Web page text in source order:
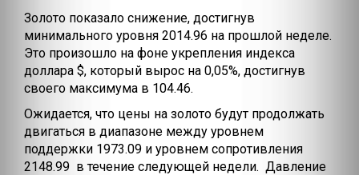
Золото показало снижение, достигнув
минимального уровня 2014.96 на прошлой неделе.
Это произошло на фоне укрепления индекса
доллара $, который вырос на 0,05%, достигнув
своего максимума в 104.46.
Ожидается, что цены на золото будут продолжать
двигаться в диапазоне между уровнем
поддержки 1973.09 и уровнем сопротивления
2148.99 в течение следующей недели. Давление